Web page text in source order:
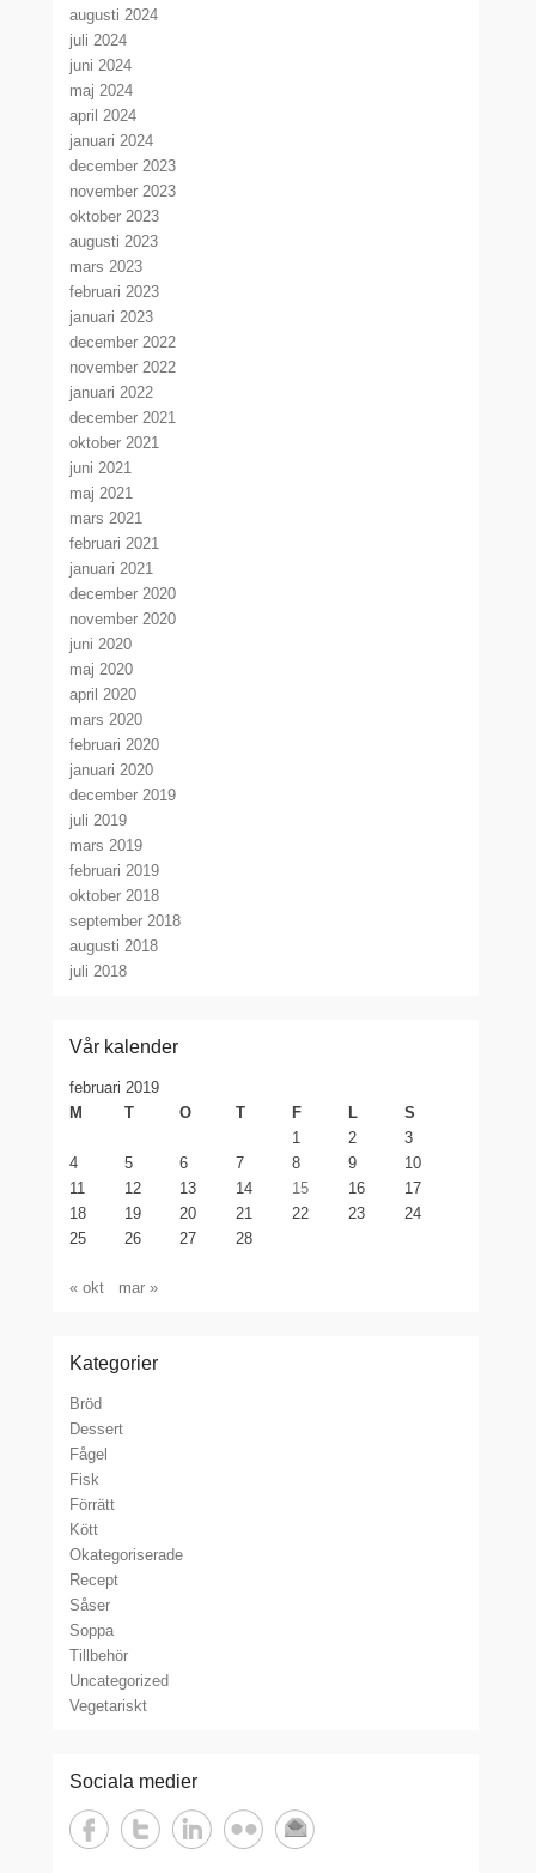
augusti 2024
juli 2024
juni 2024
maj 2024
april 2024
januari 2024
december 2023
november 2023
oktober 2023
augusti 2023
mars 2023
februari 2023
januari 2023
december 2022
november 2022
januari 2022
december 2021
oktober 2021
juni 2021
maj 2021
mars 2021
februari 2021
januari 2021
december 2020
november 2020
juni 2020
maj 2020
april 2020
mars 2020
februari 2020
januari 2020
december 2019
juli 2019
mars 2019
februari 2019
oktober 2018
september 2018
augusti 2018
juli 2018
Vår kalender
februari 2019
M
T O T F L
S
1
2
3
4
5 6 7 8 9
10
11
12 13 14 15 16
17
18
19 20 21 22 23
24
25
26 27 28
« okt mar »
Kategorier
Bröd
Dessert
Fågel
Fisk
Förrätt
Kött
Okategoriserade
Recept
Såser
Soppa
Tillbehör
Uncategorized
Vegetariskt
Sociala medier